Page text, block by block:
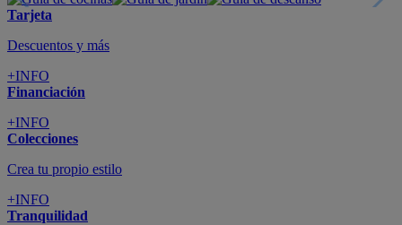
Tarjeta
Descuentos y más
+INFO
Financiación
+INFO
Colecciones
Crea tu propio estilo
+INFO
Tranquilidad